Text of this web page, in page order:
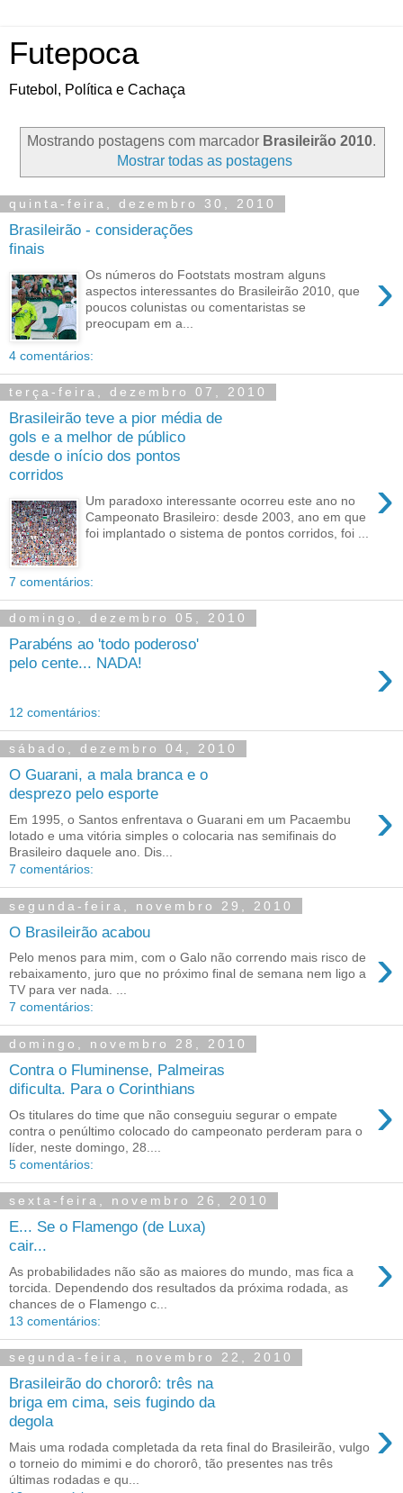
Futepoca
Futebol, Política e Cachaça
Mostrando postagens com marcador Brasileirão 2010.
Mostrar todas as postagens
quinta-feira, dezembro 30, 2010
Brasileirão - considerações
finais
›
Os números do Footstats mostram alguns
aspectos interessantes do Brasileirão 2010, que
poucos colunistas ou comentaristas se
preocupam em a...
4 comentários:
terça-feira, dezembro 07, 2010
Brasileirão teve a pior média de
gols e a melhor de público
desde o início dos pontos
corridos
›
Um paradoxo interessante ocorreu este ano no
Campeonato Brasileiro: desde 2003, ano em que
foi implantado o sistema de pontos corridos, foi ...
7 comentários:
domingo, dezembro 05, 2010
Parabéns ao 'todo poderoso'
pelo cente... NADA!
›
12 comentários:
sábado, dezembro 04, 2010
O Guarani, a mala branca e o
desprezo pelo esporte
›
Em 1995, o Santos enfrentava o Guarani em um Pacaembu
lotado e uma vitória simples o colocaria nas semifinais do
Brasileiro daquele ano. Dis...
7 comentários:
segunda-feira, novembro 29, 2010
O Brasileirão acabou
›
Pelo menos para mim, com o Galo não correndo mais risco de
rebaixamento, juro que no próximo final de semana nem ligo a
TV para ver nada. ...
7 comentários:
domingo, novembro 28, 2010
Contra o Fluminense, Palmeiras
dificulta. Para o Corinthians
›
Os titulares do time que não conseguiu segurar o empate
contra o penúltimo colocado do campeonato perderam para o
líder, neste domingo, 28....
5 comentários:
sexta-feira, novembro 26, 2010
E... Se o Flamengo (de Luxa)
cair...
›
As probabilidades não são as maiores do mundo, mas fica a
torcida. Dependendo dos resultados da próxima rodada, as
chances de o Flamengo c...
13 comentários:
segunda-feira, novembro 22, 2010
Brasileirão do chororô: três na
briga em cima, seis fugindo da
degola
›
Mais uma rodada completada da reta final do Brasileirão, vulgo
o torneio do mimimi e do chororô, tão presentes nas três
últimas rodadas e qu...